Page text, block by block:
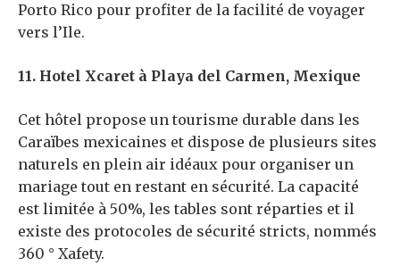
Porto Rico pour profiter de la facilité de voyager
vers l’Ile.
11. Hotel Xcaret à Playa del Carmen, Mexique
Cet hôtel propose un tourisme durable dans les
Caraïbes mexicaines et dispose de plusieurs sites
naturels en plein air idéaux pour organiser un
mariage tout en restant en sécurité. La capacité
est limitée à 50%, les tables sont réparties et il
existe des protocoles de sécurité stricts, nommés
360 ° Xafety.